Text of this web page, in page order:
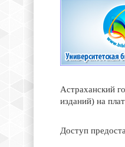
Астраханский
изданий) на
Доступ